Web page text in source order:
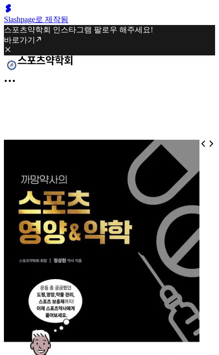
Slashpage로 제작됨
스포츠약학회 인스타그램 팔로우 해주세요!
바로가기